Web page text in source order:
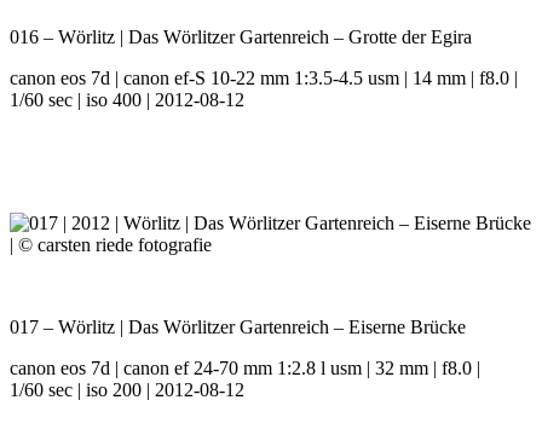
016 – Wörlitz | Das Wörlitzer Gartenreich – Grotte der Egira
canon eos 7d | canon ef-S 10-22 mm 1:3.5-4.5 usm | 14 mm | f8.0 |
1/60 sec | iso 400 | 2012-08-12
017 – Wörlitz | Das Wörlitzer Gartenreich – Eiserne Brücke
canon eos 7d | canon ef 24-70 mm 1:2.8 l usm | 32 mm | f8.0 |
1/60 sec | iso 200 | 2012-08-12